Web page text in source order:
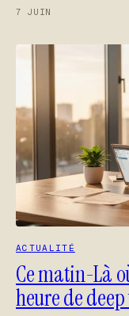
7 JUIN
ACTUALITÉ
Ce matin-Là
heure de